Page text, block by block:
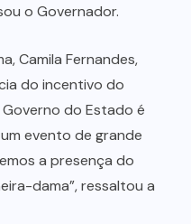
o Governador.
Camila Fernandes,
do incentivo do
do Estado é
evento de grande
a presença do
dama”, ressaltou a